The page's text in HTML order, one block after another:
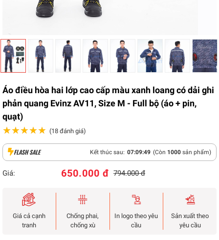
Áo điều hòa hai lớp cao cấp màu xanh loang có dải ghi
phản quang Evinz AV11, Size M - Full bộ (áo + pin,
quạt)
★★★★★
★★★★★ (18 đánh giá)
FLASH SALE Kết thúc sau: 07:09:48 (Còn 1000 sản phẩm)
Giá: 650.000 đ 794.000 đ
Giá cả cạnh
tranh
Chống phai,
chống xù
In logo theo yêu
cầu
Sản xuất theo
yêu cầu